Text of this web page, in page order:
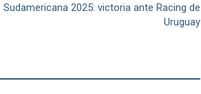
Sudamericana 2025: victoria ante Racing de
Uruguay